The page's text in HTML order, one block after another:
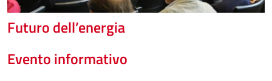
Futuro dell’energia
Evento informativo